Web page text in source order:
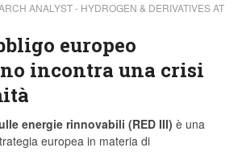
ANALYST - HYDROGEN & DERIVATIVES AT
europeo
incontra una crisi
energie rinnovabili (RED III) è una
europea in materia di